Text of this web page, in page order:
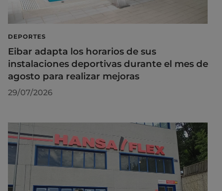
DEPORTES
Eibar adapta los horarios de sus
instalaciones deportivas durante el mes de
agosto para realizar mejoras
29/07/2026